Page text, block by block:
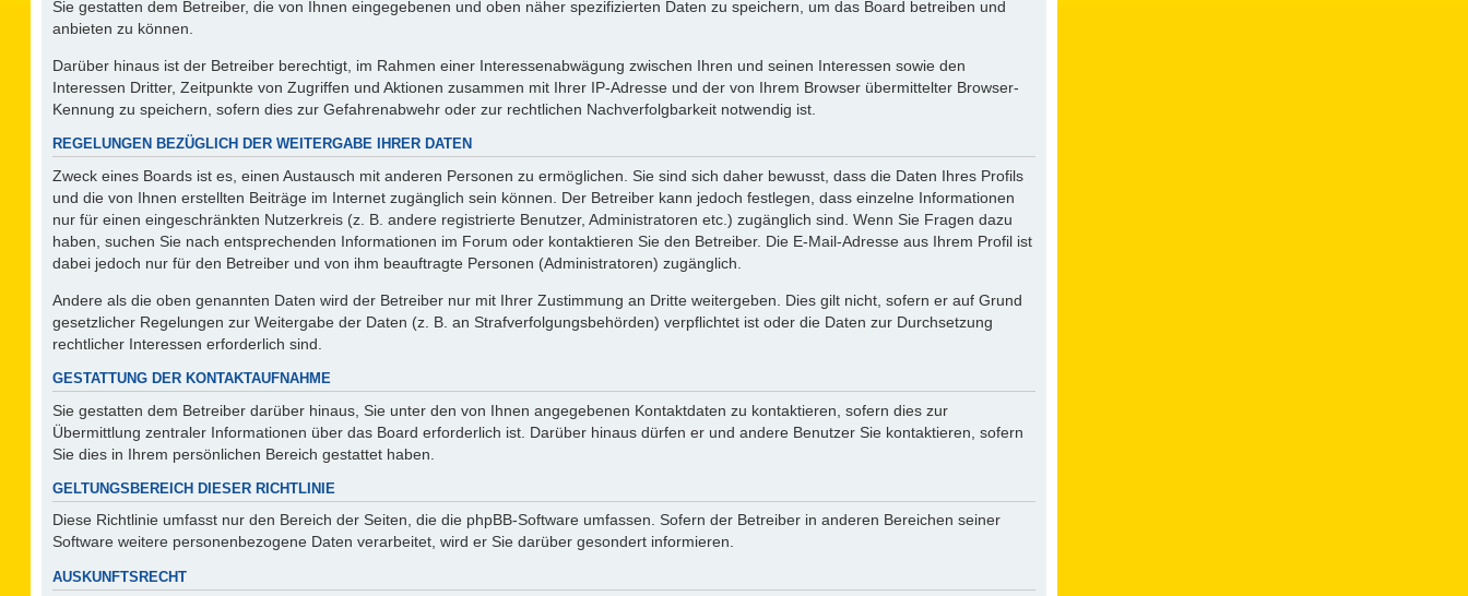
Sie gestatten dem Betreiber, die von Ihnen eingegebenen und oben näher spezifizierten Daten zu speichern, um das Board betreiben und
anbieten zu können.
Darüber hinaus ist der Betreiber berechtigt, im Rahmen einer Interessenabwägung zwischen Ihren und seinen Interessen sowie den
Interessen Dritter, Zeitpunkte von Zugriffen und Aktionen zusammen mit Ihrer IP-Adresse und der von Ihrem Browser übermittelter Browser-
Kennung zu speichern, sofern dies zur Gefahrenabwehr oder zur rechtlichen Nachverfolgbarkeit notwendig ist.
REGELUNGEN BEZÜGLICH DER WEITERGABE IHRER DATEN
Zweck eines Boards ist es, einen Austausch mit anderen Personen zu ermöglichen. Sie sind sich daher bewusst, dass die Daten Ihres Profils
und die von Ihnen erstellten Beiträge im Internet zugänglich sein können. Der Betreiber kann jedoch festlegen, dass einzelne Informationen
nur für einen eingeschränkten Nutzerkreis (z. B. andere registrierte Benutzer, Administratoren etc.) zugänglich sind. Wenn Sie Fragen dazu
haben, suchen Sie nach entsprechenden Informationen im Forum oder kontaktieren Sie den Betreiber. Die E-Mail-Adresse aus Ihrem Profil ist
dabei jedoch nur für den Betreiber und von ihm beauftragte Personen (Administratoren) zugänglich.
Andere als die oben genannten Daten wird der Betreiber nur mit Ihrer Zustimmung an Dritte weitergeben. Dies gilt nicht, sofern er auf Grund
gesetzlicher Regelungen zur Weitergabe der Daten (z. B. an Strafverfolgungsbehörden) verpflichtet ist oder die Daten zur Durchsetzung
rechtlicher Interessen erforderlich sind.
GESTATTUNG DER KONTAKTAUFNAHME
Sie gestatten dem Betreiber darüber hinaus, Sie unter den von Ihnen angegebenen Kontaktdaten zu kontaktieren, sofern dies zur
Übermittlung zentraler Informationen über das Board erforderlich ist. Darüber hinaus dürfen er und andere Benutzer Sie kontaktieren, sofern
Sie dies in Ihrem persönlichen Bereich gestattet haben.
GELTUNGSBEREICH DIESER RICHTLINIE
Diese Richtlinie umfasst nur den Bereich der Seiten, die die phpBB-Software umfassen. Sofern der Betreiber in anderen Bereichen seiner
Software weitere personenbezogene Daten verarbeitet, wird er Sie darüber gesondert informieren.
AUSKUNFTSRECHT